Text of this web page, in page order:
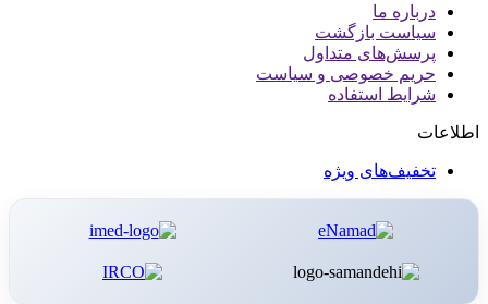
درباره ما
سیاست بازگشت
پرسش‌های متداول
حریم خصوصی و سیاست
شرایط استفاده
اطلاعات
تخفیف‌های ویژه